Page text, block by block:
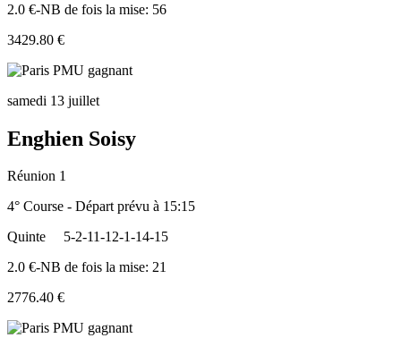
2.0 €-NB de fois la mise: 56
3429.80 €
samedi 13 juillet
Enghien Soisy
Réunion 1
4° Course - Départ prévu à 15:15
Quinte
5-2-11-12-1-14-15
2.0 €-NB de fois la mise: 21
2776.40 €